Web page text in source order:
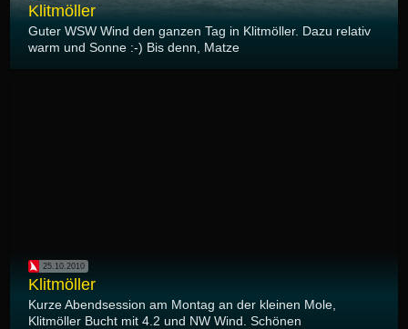
Klitmöller
Guter WSW Wind den ganzen Tag in Klitmöller. Dazu relativ
warm und Sonne :-) Bis denn, Matze
25.10.2010
Klitmöller
Kurze Abendsession am Montag an der kleinen Mole,
Klitmöller Bucht mit 4.2 und NW Wind. Schönen